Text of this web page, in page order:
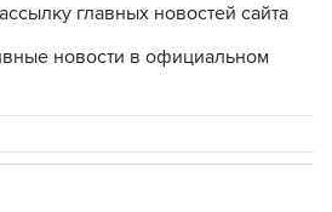
главных новостей сайта
новости в официальном